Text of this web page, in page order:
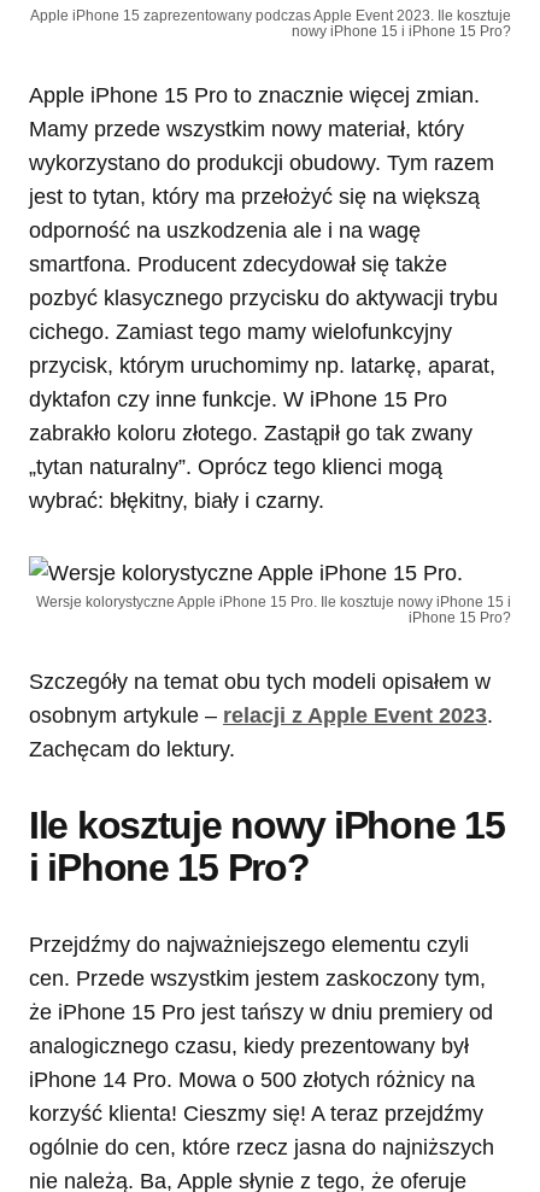
Apple iPhone 15 zaprezentowany podczas Apple Event 2023. Ile kosztuje
nowy iPhone 15 i iPhone 15 Pro?
Apple iPhone 15 Pro to znacznie więcej zmian.
Mamy przede wszystkim nowy materiał, który
wykorzystano do produkcji obudowy. Tym razem
jest to tytan, który ma przełożyć się na większą
odporność na uszkodzenia ale i na wagę
smartfona. Producent zdecydował się także
pozbyć klasycznego przycisku do aktywacji trybu
cichego. Zamiast tego mamy wielofunkcyjny
przycisk, którym uruchomimy np. latarkę, aparat,
dyktafon czy inne funkcje. W iPhone 15 Pro
zabrakło koloru złotego. Zastąpił go tak zwany
„tytan naturalny”. Oprócz tego klienci mogą
wybrać: błękitny, biały i czarny.
Wersje kolorystyczne Apple iPhone 15 Pro. Ile kosztuje nowy iPhone 15 i
iPhone 15 Pro?
Szczegóły na temat obu tych modeli opisałem w
osobnym artykule – relacji z Apple Event 2023.
Zachęcam do lektury.
Ile kosztuje nowy iPhone 15
i iPhone 15 Pro?
Przejdźmy do najważniejszego elementu czyli
cen. Przede wszystkim jestem zaskoczony tym,
że iPhone 15 Pro jest tańszy w dniu premiery od
analogicznego czasu, kiedy prezentowany był
iPhone 14 Pro. Mowa o 500 złotych różnicy na
korzyść klienta! Cieszmy się! A teraz przejdźmy
ogólnie do cen, które rzecz jasna do najniższych
nie należą. Ba, Apple słynie z tego, że oferuje